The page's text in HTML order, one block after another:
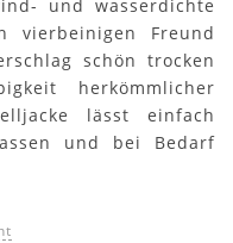
und wasserdichte
vierbeinigen Freund
schön trocken
herkömmlicher
lässt einfach
und bei Bedarf